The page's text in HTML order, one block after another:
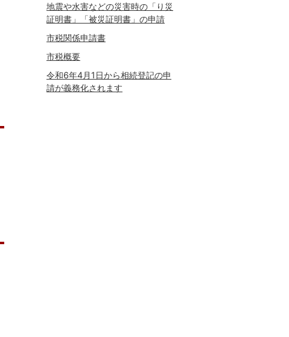
地震や水害などの災害時の「り災
証明書」「被災証明書」の申請
市税関係申請書
市税概要
令和6年4月1日から相続登記の申
請が義務化されます